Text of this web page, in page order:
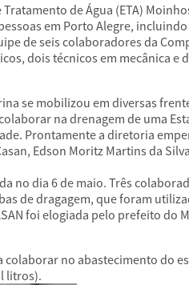
de Água (ETA)
em Porto Alegre,
de seis colaboradores da
dois técnicos em mecânica
se mobilizou em diversas
na drenagem de uma
Prontamente a diretoria
Edson Moritz Martins da
no dia 6 de maio. Três
de dragagem, que foram
foi elogiada pelo prefeito do
no abastecimento do
litros).